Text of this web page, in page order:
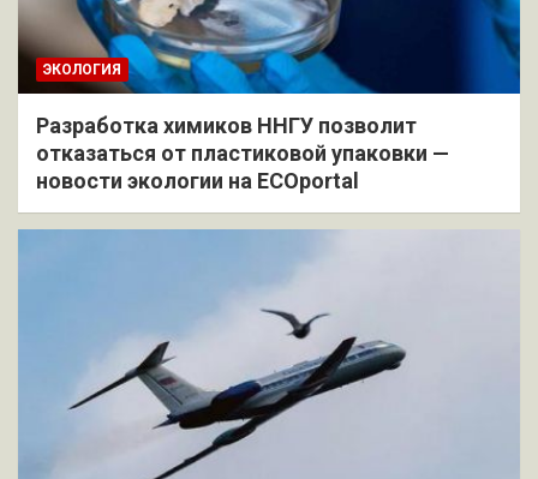
ЭКОЛОГИЯ
Разработка химиков ННГУ позволит
отказаться от пластиковой упаковки —
новости экологии на ECOportal